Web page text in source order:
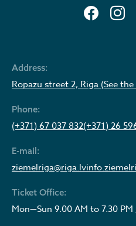
Address:
Ropazu street 2, Riga (See
Phone:
(+371) 67 037 832(+371) 26
E-mail:
ziemelriga@riga.lv
Ticket Office:
Mon—Sun 9.00 AM to 7.30